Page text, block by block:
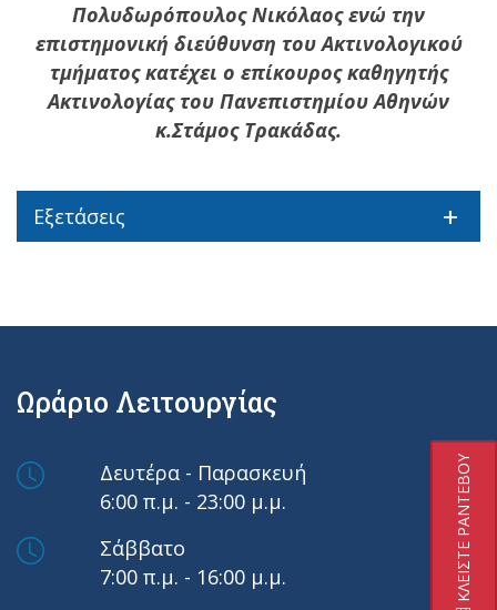
ΚΛΕΙΣΤΕ ΡΑΝΤΕΒΟΥ
Πολυδωρόπουλος Νικόλαος ενώ την
επιστημονική διεύθυνση του Ακτινολογικού
τμήματος κατέχει ο επίκουρος καθηγητής
Ακτινολογίας του Πανεπιστημίου Αθηνών
κ.Στάμος Τρακάδας.
Εξετάσεις
Ωράριο Λειτουργίας
Δευτέρα - Παρασκευή
6:00 π.μ. - 23:00 μ.μ.
Σάββατο
7:00 π.μ. - 16:00 μ.μ.